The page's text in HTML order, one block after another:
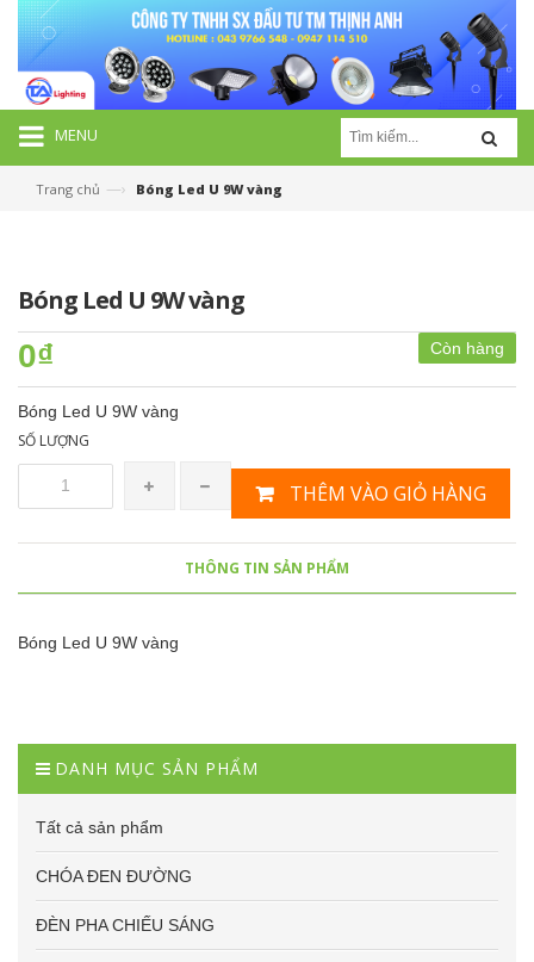
MENU
Trang chủ —› Bóng Led U 9W vàng
Bóng Led U 9W vàng
Còn hàng
0₫
Bóng Led U 9W vàng
SỐ LƯỢNG
THÊM VÀO GIỎ HÀNG
THÔNG TIN SẢN PHẨM
Bóng Led U 9W vàng
DANH MỤC SẢN PHẨM
Tất cả sản phẩm
CHÓA ĐEN ĐƯỜNG
ĐÈN PHA CHIẾU SÁNG